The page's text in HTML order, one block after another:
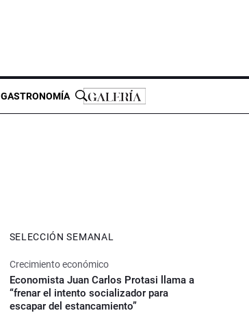
GASTRONOMÍA
SELECCIÓN SEMANAL
Crecimiento económico
Economista Juan Carlos Protasi llama a
“frenar el intento socializador para
escapar del estancamiento”